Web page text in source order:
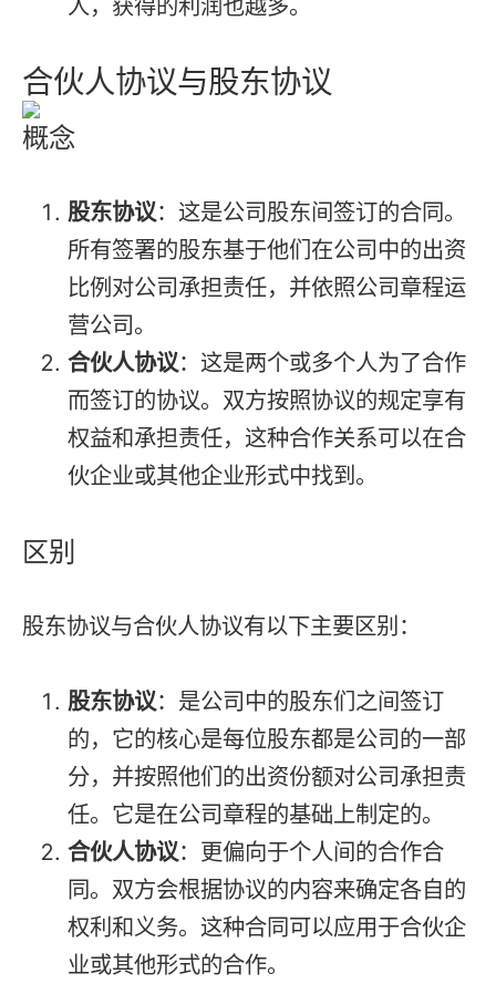
人，获得的利润也越多。
合伙人协议与股东协议
概念
股东协议：这是公司股东间签订的合同。
所有签署的股东基于他们在公司中的出资
比例对公司承担责任，并依照公司章程运
营公司。
合伙人协议：这是两个或多个人为了合作
而签订的协议。双方按照协议的规定享有
权益和承担责任，这种合作关系可以在合
伙企业或其他企业形式中找到。
区别
股东协议与合伙人协议有以下主要区别：
股东协议：是公司中的股东们之间签订
的，它的核心是每位股东都是公司的一部
分，并按照他们的出资份额对公司承担责
任。它是在公司章程的基础上制定的。
合伙人协议：更偏向于个人间的合作合
同。双方会根据协议的内容来确定各自的
权利和义务。这种合同可以应用于合伙企
业或其他形式的合作。